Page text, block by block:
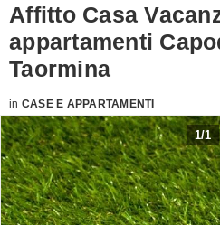
Affitto Casa
appartamenti
Taormina
in CASE E APPARTAMENTI
1/1